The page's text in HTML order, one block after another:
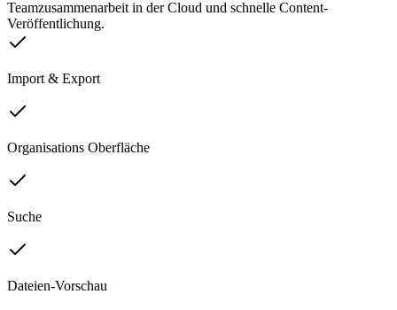
Teamzusammenarbeit in der Cloud und schnelle Content-
Veröffentlichung.
Import & Export
Organisations Oberfläche
Suche
Dateien-Vorschau